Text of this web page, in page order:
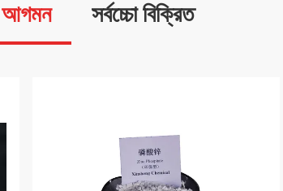
সর্বচ্চো বিক্রিত